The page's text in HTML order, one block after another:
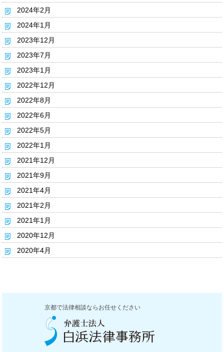
2024年2月
2024年1月
2023年12月
2023年7月
2023年1月
2022年12月
2022年8月
2022年6月
2022年5月
2022年1月
2021年12月
2021年9月
2021年4月
2021年2月
2021年1月
2020年12月
2020年4月
京都で法律相談ならお任せください